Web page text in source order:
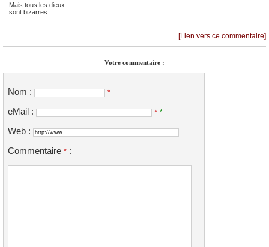
Mais tous les dieux
sont bizarres...
[Lien vers ce commentaire]
Votre commentaire :
Nom : *
eMail : * *
Web :
Commentaire * :